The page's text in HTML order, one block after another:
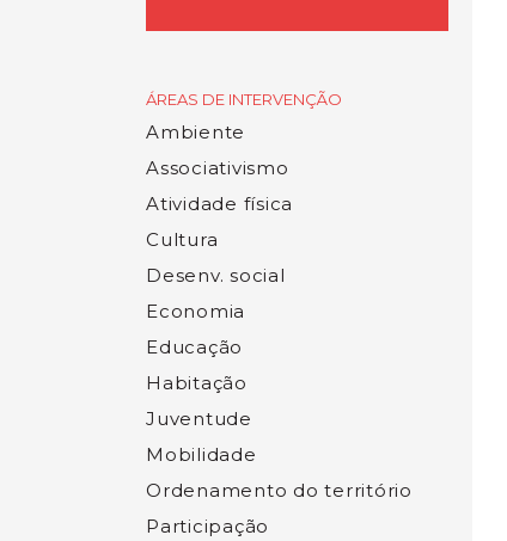
ÁREAS DE INTERVENÇÃO
Ambiente
Associativismo
Atividade física
Cultura
Desenv. social
Economia
Educação
Habitação
Juventude
Mobilidade
Ordenamento do território
Participação